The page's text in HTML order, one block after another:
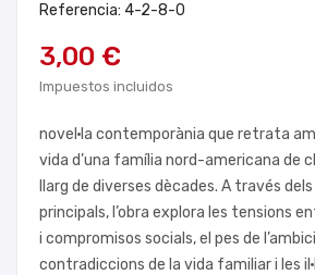
Referencia: 4-2-8-0
3,00 €
Impuestos incluidos
novel·la contemporània que retrata
vida d’una família nord-americana de
llarg de diverses dècades. A través
principals, l’obra explora les tensions
i compromisos socials, el pes de
contradiccions de la vida familiar i les